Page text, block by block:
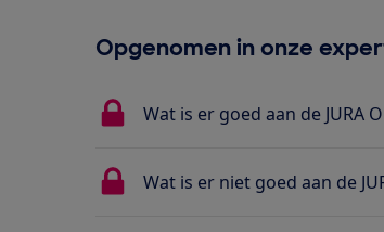
Opgenomen in onze
Wat is er goed aan de JURA
Wat is er niet goed aan de